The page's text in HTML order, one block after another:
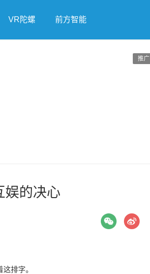
VR陀螺 前方智能
推广
娱的决心
排字。